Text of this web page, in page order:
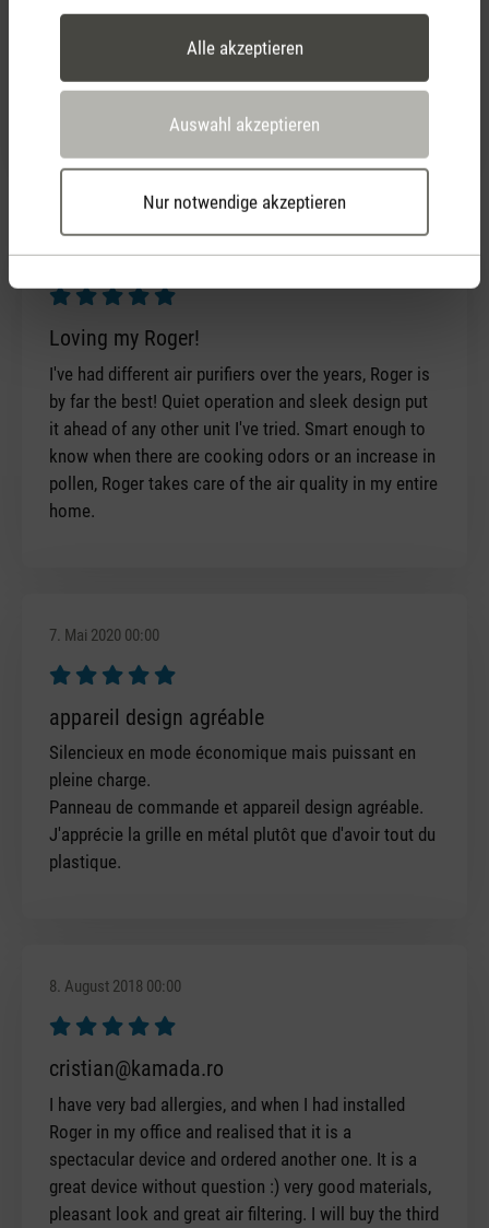
Alle akzeptieren
Auswahl akzeptieren
Nur notwendige akzeptieren
as was making a nice blue light overall in the
bedroom and that was super nice to have near the
baby who needed a light nearby. The new Roger have
30. Juli 2018 00:00
Bewertung mit 5 von 5 Sternen
Loving my Roger!
I've had different air purifiers over the years, Roger is
by far the best! Quiet operation and sleek design put
it ahead of any other unit I've tried. Smart enough to
know when there are cooking odors or an increase in
pollen, Roger takes care of the air quality in my entire
home.
7. Mai 2020 00:00
Bewertung mit 5 von 5 Sternen
appareil design agréable
Silencieux en mode économique mais puissant en
pleine charge.
Panneau de commande et appareil design agréable.
J'apprécie la grille en métal plutôt que d'avoir tout du
plastique.
8. August 2018 00:00
Bewertung mit 5 von 5 Sternen
cristian@kamada.ro
I have very bad allergies, and when I had installed
Roger in my office and realised that it is a
spectacular device and ordered another one. It is a
great device without question :) very good materials,
pleasant look and great air filtering. I will buy the third